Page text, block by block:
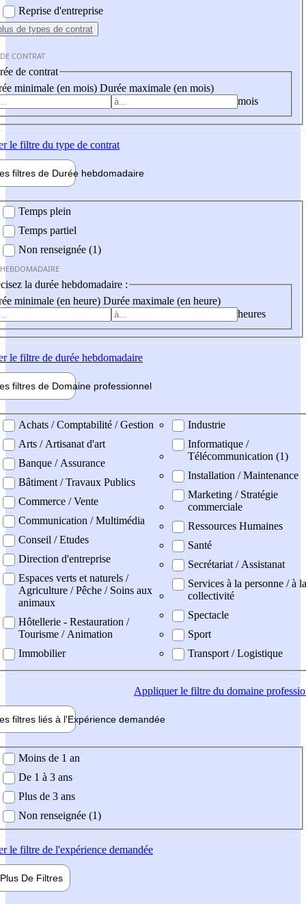
Reprise d'entreprise
de types de contrat
CONTRAT
de contrat
minimale (en mois) Durée maximale (en mois)
mois
le filtre du type de contrat
filtres de Durée hebdomadaire
Temps plein
Temps partiel
Non renseignée (1)
la durée hebdomadaire :
minimale (en heure) Durée maximale (en heure)
heures
le filtre de durée hebdomadaire
filtres de Domaine professionnel
professionel
Achats / Comptabilité / Gestion
Arts / Artisanat d'art
Banque / Assurance
Bâtiment / Travaux Publics
Commerce / Vente
Communication / Multimédia
Conseil / Etudes
Direction d'entreprise
Espaces verts et naturels /
Agriculture / Pêche / Soins aux
animaux
Hôtellerie - Restauration /
Tourisme / Animation
Immobilier
Industrie
Informatique /
Télécommunication (1)
Installation / Maintenance
Marketing / Stratégie
commerciale
Ressources Humaines
Santé
Secrétariat / Assistanat
Services à la personne / à la
collectivité
Spectacle
Sport
Transport / Logistique
Appliquerle filtre du domaine
filtres liés à l'Expérience demandée
demandée
Moins de 1 an
De 1 à 3 ans
Plus de 3 ans
Non renseignée (1)
le filtre de l'expérience demandée
Plus De Filtres